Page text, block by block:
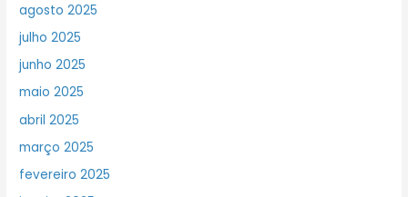
agosto 2025
julho 2025
junho 2025
maio 2025
abril 2025
março 2025
fevereiro 2025